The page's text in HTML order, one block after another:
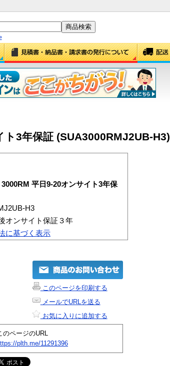
3年保証 (SUA3000RMJ2UB-H3)
平日9-20オンサイト3年保
H3
オンサイト保証３年
に基づく表示
このページを印刷する
メールでURLを送る
お気に入りに追加する
のページのURL
plth.me/11291396